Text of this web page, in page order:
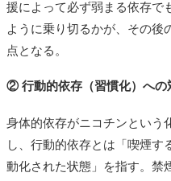
援によって必ず弱まる依存で
ように乗り切るかが、その後
点となる。
② 行動的依存（習慣化）への
身体的依存がニコチンという
し、行動的依存とは「喫煙す
動化された状態」を指す。禁